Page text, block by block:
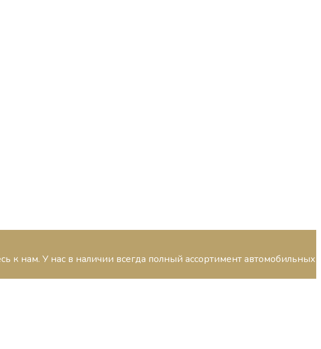
к нам. У нас в наличии всегда полный ассортимент автомобильных